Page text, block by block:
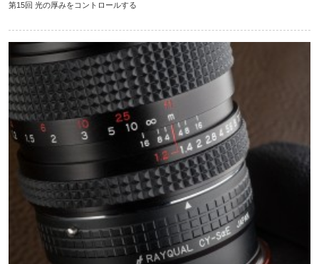
第15回 光の厚みをコントロールする